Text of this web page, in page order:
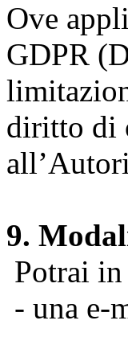
Ove
GDPR
diritto di
9.
Potrai
- una e-